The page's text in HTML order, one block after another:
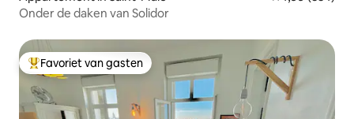
Onder de daken van Solidor
Topfavoriet van gasten
Favoriet van gasten